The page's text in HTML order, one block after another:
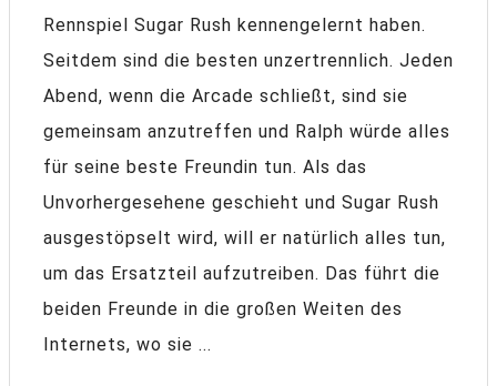
Rennspiel Sugar Rush kennengelernt haben.
Seitdem sind die besten unzertrennlich. Jeden
Abend, wenn die Arcade schließt, sind sie
gemeinsam anzutreffen und Ralph würde alles
für seine beste Freundin tun. Als das
Unvorhergesehene geschieht und Sugar Rush
ausgestöpselt wird, will er natürlich alles tun,
um das Ersatzteil aufzutreiben. Das führt die
beiden Freunde in die großen Weiten des
Internets, wo sie ...